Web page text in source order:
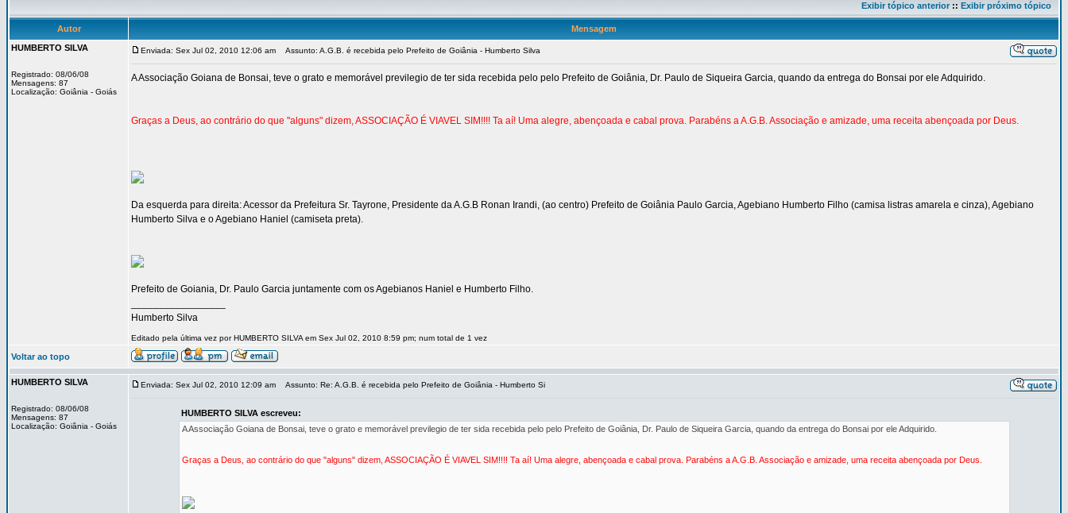
Exibir tópico anterior:: Exibir próximo tópico
Autor
Mensagem
HUMBERTO SILVA
Registrado: 08/06/08
Mensagens: 87
Localização: Goiânia - Goiás
Enviada: Sex Jul 02, 2010 12:06 am Assunto: A.G.B. é recebida pelo Prefeito de Goiânia - Humberto Silva
A Associação Goiana de Bonsai, teve o grato e memorável previlegio de ter sida recebida pelo pelo Prefeito de Goiânia, Dr. Paulo de Siqueira Garcia, quando da entrega do Bonsai por ele Adquirido.
Graças a Deus, ao contrário do que "alguns" dizem, ASSOCIAÇÃO É VIAVEL SIM!!!! Ta aí! Uma alegre, abençoada e cabal prova. Parabéns a A.G.B. Associação e amizade, uma receita abençoada por Deus.
Da esquerda para direita: Acessor da Prefeitura Sr. Tayrone, Presidente da A.G.B Ronan Irandi, (ao centro) Prefeito de Goiânia Paulo Garcia, Agebiano Humberto Filho (camisa listras amarela e cinza), Agebiano
Humberto Silva e o Agebiano Haniel (camiseta preta).
Prefeito de Goiania, Dr. Paulo Garcia juntamente com os Agebianos Haniel e Humberto Filho.
Humberto Silva
Editado pela última vez por HUMBERTO SILVA em Sex Jul 02, 2010 8:59 pm; num total de 1 vez
Voltar ao topo
HUMBERTO SILVA
Registrado: 08/06/08
Mensagens: 87
Localização: Goiânia - Goiás
Enviada: Sex Jul 02, 2010 12:09 am Assunto: Re: A.G.B. é recebida pelo Prefeito de Goiânia - Humberto Si
HUMBERTO SILVA escreveu:
A Associação Goiana de Bonsai, teve o grato e memorável previlegio de ter sida recebida pelo pelo Prefeito de Goiânia, Dr. Paulo de Siqueira Garcia, quando da entrega do Bonsai por ele Adquirido.
Graças a Deus, ao contrário do que "alguns" dizem, ASSOCIAÇÃO É VIAVEL SIM!!!! Ta aí! Uma alegre, abençoada e cabal prova. Parabéns a A.G.B. Associação e amizade, uma receita abençoada por Deus.